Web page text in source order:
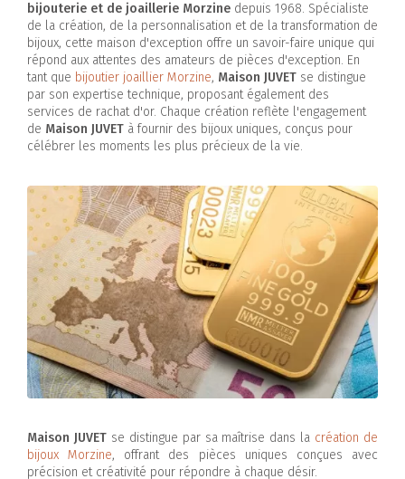
bijouterie et de joaillerie Morzine depuis 1968. Spécialiste
de la création, de la personnalisation et de la transformation de
bijoux, cette maison d'exception offre un savoir-faire unique qui
répond aux attentes des amateurs de pièces d'exception. En
tant que bijoutier joaillier Morzine, Maison JUVET se distingue
par son expertise technique, proposant également des
services de rachat d'or. Chaque création reflète l'engagement
de Maison JUVET à fournir des bijoux uniques, conçus pour
célébrer les moments les plus précieux de la vie.
Maison JUVETse distingue par sa maîtrise dans la création de
bijoux Morzine, offrant des pièces uniques conçues avec
précision et créativité pour répondre à chaque désir.